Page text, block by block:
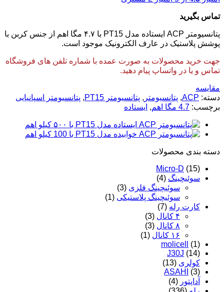
تماس بگیرید
پتانسیومتر ACP ایستاده مدل PT15 با ۴.۷ مگا اهم از جنس کربن با
پوشش پلاستیک در عارف الکترونیک موجود است.
جهت خرید محصولات به صورت عمده با شماره تلفن های فروشگاه
تماس و یا در واتساپ پیام دهید.
مقایسه
دسته: ACP
, پتانسیومتر , پتانسیومتر PT15 , پتانسیومتر اسپانیایی
برچسب: 4.7 مگا اهم , ایستاده
دسته‌ بندی محصولات
Micro-D (15)
سوئیچینگ (4)
سوئیچینگ فلزی (3)
سوئیچینگ پلاستیکی (1)
کارت رله (7)
۴ کانال
(3)
۸ کانال
(3)
۱۶ کانال
(1)
molicell
(1)
J30J (14)
کولری (13)
ASAHI
(3)
آداپتور (4)